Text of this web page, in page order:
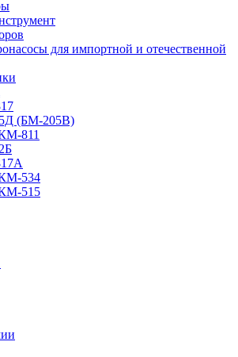
для импортной и отечественной
(БМ-205В)
811
534
515